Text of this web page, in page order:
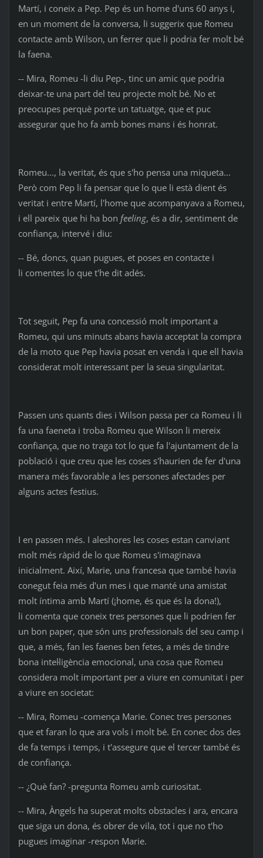
Martí, i coneix a Pep. Pep és un home d'uns 60 anys i,
en un moment de la conversa, li suggerix que Romeu
contacte amb Wilson, un ferrer que li podria fer molt bé
la faena.
-- Mira, Romeu -li diu Pep-, tinc un amic que podria
deixar-te una part del teu projecte molt bé. No et
preocupes perquè porte un tatuatge, que et puc
assegurar que ho fa amb bones mans i és honrat.
Romeu..., la veritat, és que s'ho pensa una miqueta...
Però com Pep li fa pensar que lo que li està dient és
veritat i entre Martí, l'home que acompanyava a Romeu,
i ell pareix que hi ha bon feeling, és a dir, sentiment de
confiança, intervé i diu:
-- Bé, doncs, quan pugues, et poses en contacte i
li comentes lo que t'he dit adés.
Tot seguit, Pep fa una concessió molt important a
Romeu, qui uns minuts abans havia acceptat la compra
de la moto que Pep havia posat en venda i que ell havia
considerat molt interessant per la seua singularitat.
Passen uns quants dies i Wilson passa per ca Romeu i li
fa una faeneta i troba Romeu que Wilson li mereix
confiança, que no traga tot lo que fa l'ajuntament de la
població i que creu que les coses s'haurien de fer d'una
manera més favorable a les persones afectades per
alguns actes festius.
I en passen més. I aleshores les coses estan canviant
molt més ràpid de lo que Romeu s'imaginava
inicialment. Així, Marie, una francesa que també havia
conegut feia més d'un mes i que manté una amistat
molt íntima amb Martí (¡home, és que és la dona!),
li comenta que coneix tres persones que li podrien fer
un bon paper, que són uns professionals del seu camp i
que, a més, fan les faenes ben fetes, a més de tindre
bona intel·ligència emocional, una cosa que Romeu
considera molt important per a viure en comunitat i per
a viure en societat:
-- Mira, Romeu -comença Marie. Conec tres persones
que et faran lo que ara vols i molt bé. En conec dos des
de fa temps i temps, i t'assegure que el tercer també és
de confiança.
-- ¿Què fan? -pregunta Romeu amb curiositat.
-- Mira, Àngels ha superat molts obstacles i ara, encara
que siga un dona, és obrer de vila, tot i que no t'ho
pugues imaginar -respon Marie.